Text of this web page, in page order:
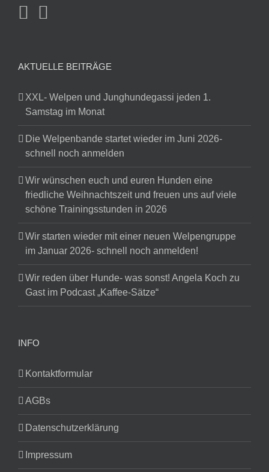
AKTUELLE BEITRÄGE
XXL- Welpen und Junghundegassi jeden 1.
Samstag im Monat
Die Welpenbande startet wieder im Juni 2026-
schnell noch anmelden
Wir wünschen euch und euren Hunden eine
friedliche Weihnachtszeit und freuen uns auf viele
schöne Trainingsstunden in 2026
Wir starten wieder mit einer neuen Welpengruppe
im Januar 2026- schnell noch anmelden!
Wir reden über Hunde- was sonst! Angela Koch zu
Gast im Podcast „Kaffee-Sätze“
INFO
Kontaktformular
AGBs
Datenschutzerklärung
Impressum